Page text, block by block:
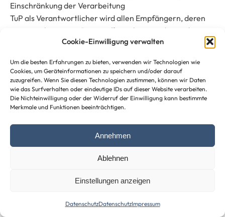
Cookie-Einwilligung verwalten
Um die besten Erfahrungen zu bieten, verwenden wir Technologien wie
Cookies, um Geräteinformationen zu speichern und/oder darauf
zuzugreifen. Wenn Sie diesen Technologien zustimmen, können wir Daten
wie das Surfverhalten oder eindeutige IDs auf dieser Website verarbeiten.
Die Nichteinwilligung oder der Widerruf der Einwilligung kann bestimmte
Merkmale und Funktionen beeinträchtigen.
Annehmen
Ablehnen
Einstellungen anzeigen
DatenschutzDatenschutzImpressum
Einschränkung der Verarbeitung
TuP als Verantwortlicher wird allen Empfängern, deren
personenbezogene Daten offengelegt wurden, jede
Berichtigung oder Löschung der personenbezogenen
Art. 16, Art. 17 Abs. 1 und Art. 18 DSGVO mitteilen, es sei
denn, dies erweist sich als unmöglich oder ist mit einem
unverhältnismäßigen Aufwand verbunden.
Sie als betroffene Person haben unter bestimmten
Voraussetzungen Anspruch auf Datenübertragung an
einen anderen Anbieter und unter bestimmten
betreffenden personenbezogenen Daten in einem
erhalten. Damit haben Sie das Recht, Daten von einem